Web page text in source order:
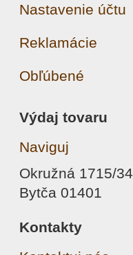
Nastavenie účtu
Reklamácie
Obľúbené
Výdaj tovaru
Naviguj
Okružná 1715/34
Bytča 01401
Kontakty